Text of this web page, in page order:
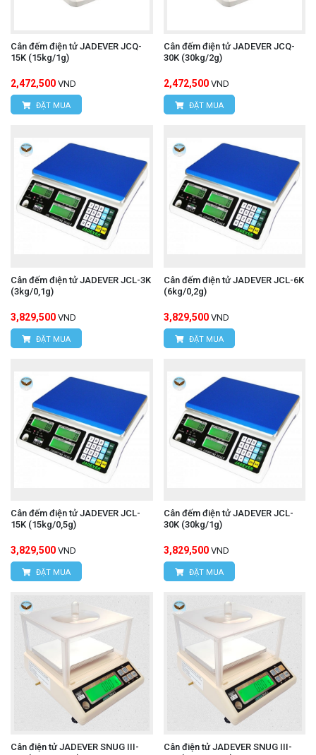
Cân đếm điện tử JADEVER JCQ-
15K (15kg/1g)
2,472,500 VND
ĐẶT MUA
Cân đếm điện tử JADEVER JCQ-
30K (30kg/2g)
2,472,500 VND
ĐẶT MUA
Cân đếm điện tử JADEVER JCL-3K
(3kg/0,1g)
3,829,500 VND
ĐẶT MUA
Cân đếm điện tử JADEVER JCL-6K
(6kg/0,2g)
3,829,500 VND
ĐẶT MUA
Cân đếm điện tử JADEVER JCL-
15K (15kg/0,5g)
3,829,500 VND
ĐẶT MUA
Cân đếm điện tử JADEVER JCL-
30K (30kg/1g)
3,829,500 VND
ĐẶT MUA
Cân điện tử JADEVER SNUG III-
Cân điện tử JADEVER SNUG III-